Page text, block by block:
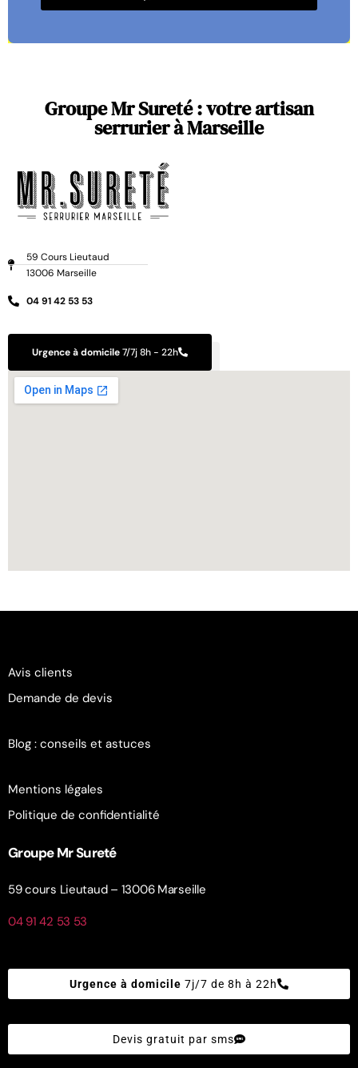
Groupe Mr Sureté : votre artisan
serrurier à Marseille
59 Cours Lieutaud
13006 Marseille
04 91 42 53 53
Urgence à domicile7/7j 8h - 22h
Avis clients
Demande de devis
Blog : conseils et astuces
Mentions légales
Politique de confidentialité
Groupe Mr Sureté
59 cours Lieutaud – 13006 Marseille
04 91 42 53 53
Urgence à domicile 7j/7 de 8h à 22h
Devis gratuit par sms